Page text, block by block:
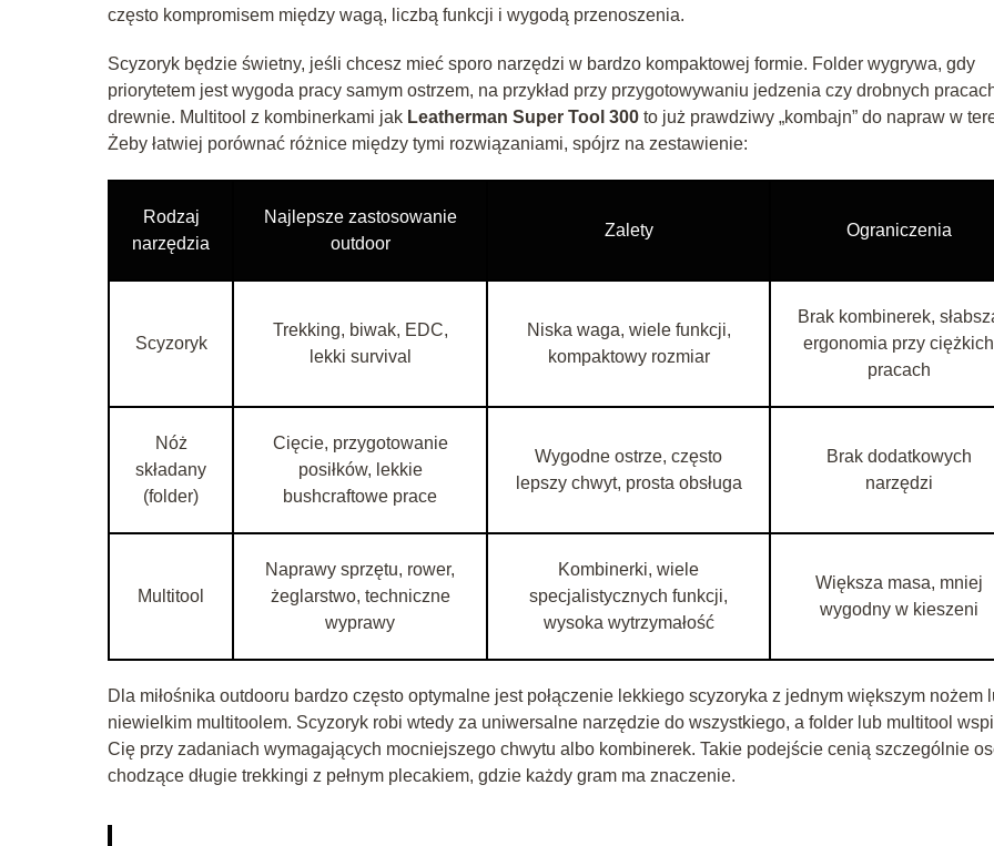
często kompromisem między wagą, liczbą funkcji i wygodą przenoszenia.
Scyzoryk będzie świetny, jeśli chcesz mieć sporo narzędzi w bardzo kompaktowej formie. Folder wygrywa, gdy
priorytetem jest wygoda pracy samym ostrzem, na przykład przy przygotowywaniu jedzenia czy drobnych
drewnie. Multitool z kombinerkami jak Leatherman Super Tool 300 to już prawdziwy „kombajn” do napraw w
Żeby łatwiej porównać różnice między tymi rozwiązaniami, spójrz na zestawienie:
Rodzaj
narzędzia
Najlepsze zastosowanie
outdoor
Zalety Ograniczenia
Scyzoryk
Trekking, biwak, EDC,
lekki survival
Niska waga, wiele funkcji,
kompaktowy rozmiar
Brak kombinerek,
ergonomia przy ciężkich
pracach
Nóż
składany
(folder)
Cięcie, przygotowanie
posiłków, lekkie
bushcraftowe prace
Wygodne ostrze, często
lepszy chwyt, prosta obsługa
Brak dodatkowych
narzędzi
Multitool
Naprawy sprzętu, rower,
żeglarstwo, techniczne
wyprawy
Kombinerki, wiele
specjalistycznych funkcji,
wysoka wytrzymałość
Większa masa, mniej
wygodny w kieszeni
Dla miłośnika outdooru bardzo często optymalne jest połączenie lekkiego scyzoryka z jednym większym nożem
niewielkim multitoolem. Scyzoryk robi wtedy za uniwersalne narzędzie do wszystkiego, a folder lub multitool
Cię przy zadaniach wymagających mocniejszego chwytu albo kombinerek. Takie podejście cenią szczególnie
chodzące długie trekkingi z pełnym plecakiem, gdzie każdy gram ma znaczenie.